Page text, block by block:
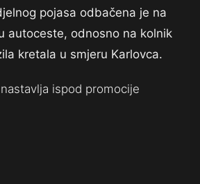
pojasa odbačena je na
autoceste, odnosno na kolnik
kretala u smjeru Karlovca.
ispod promocije